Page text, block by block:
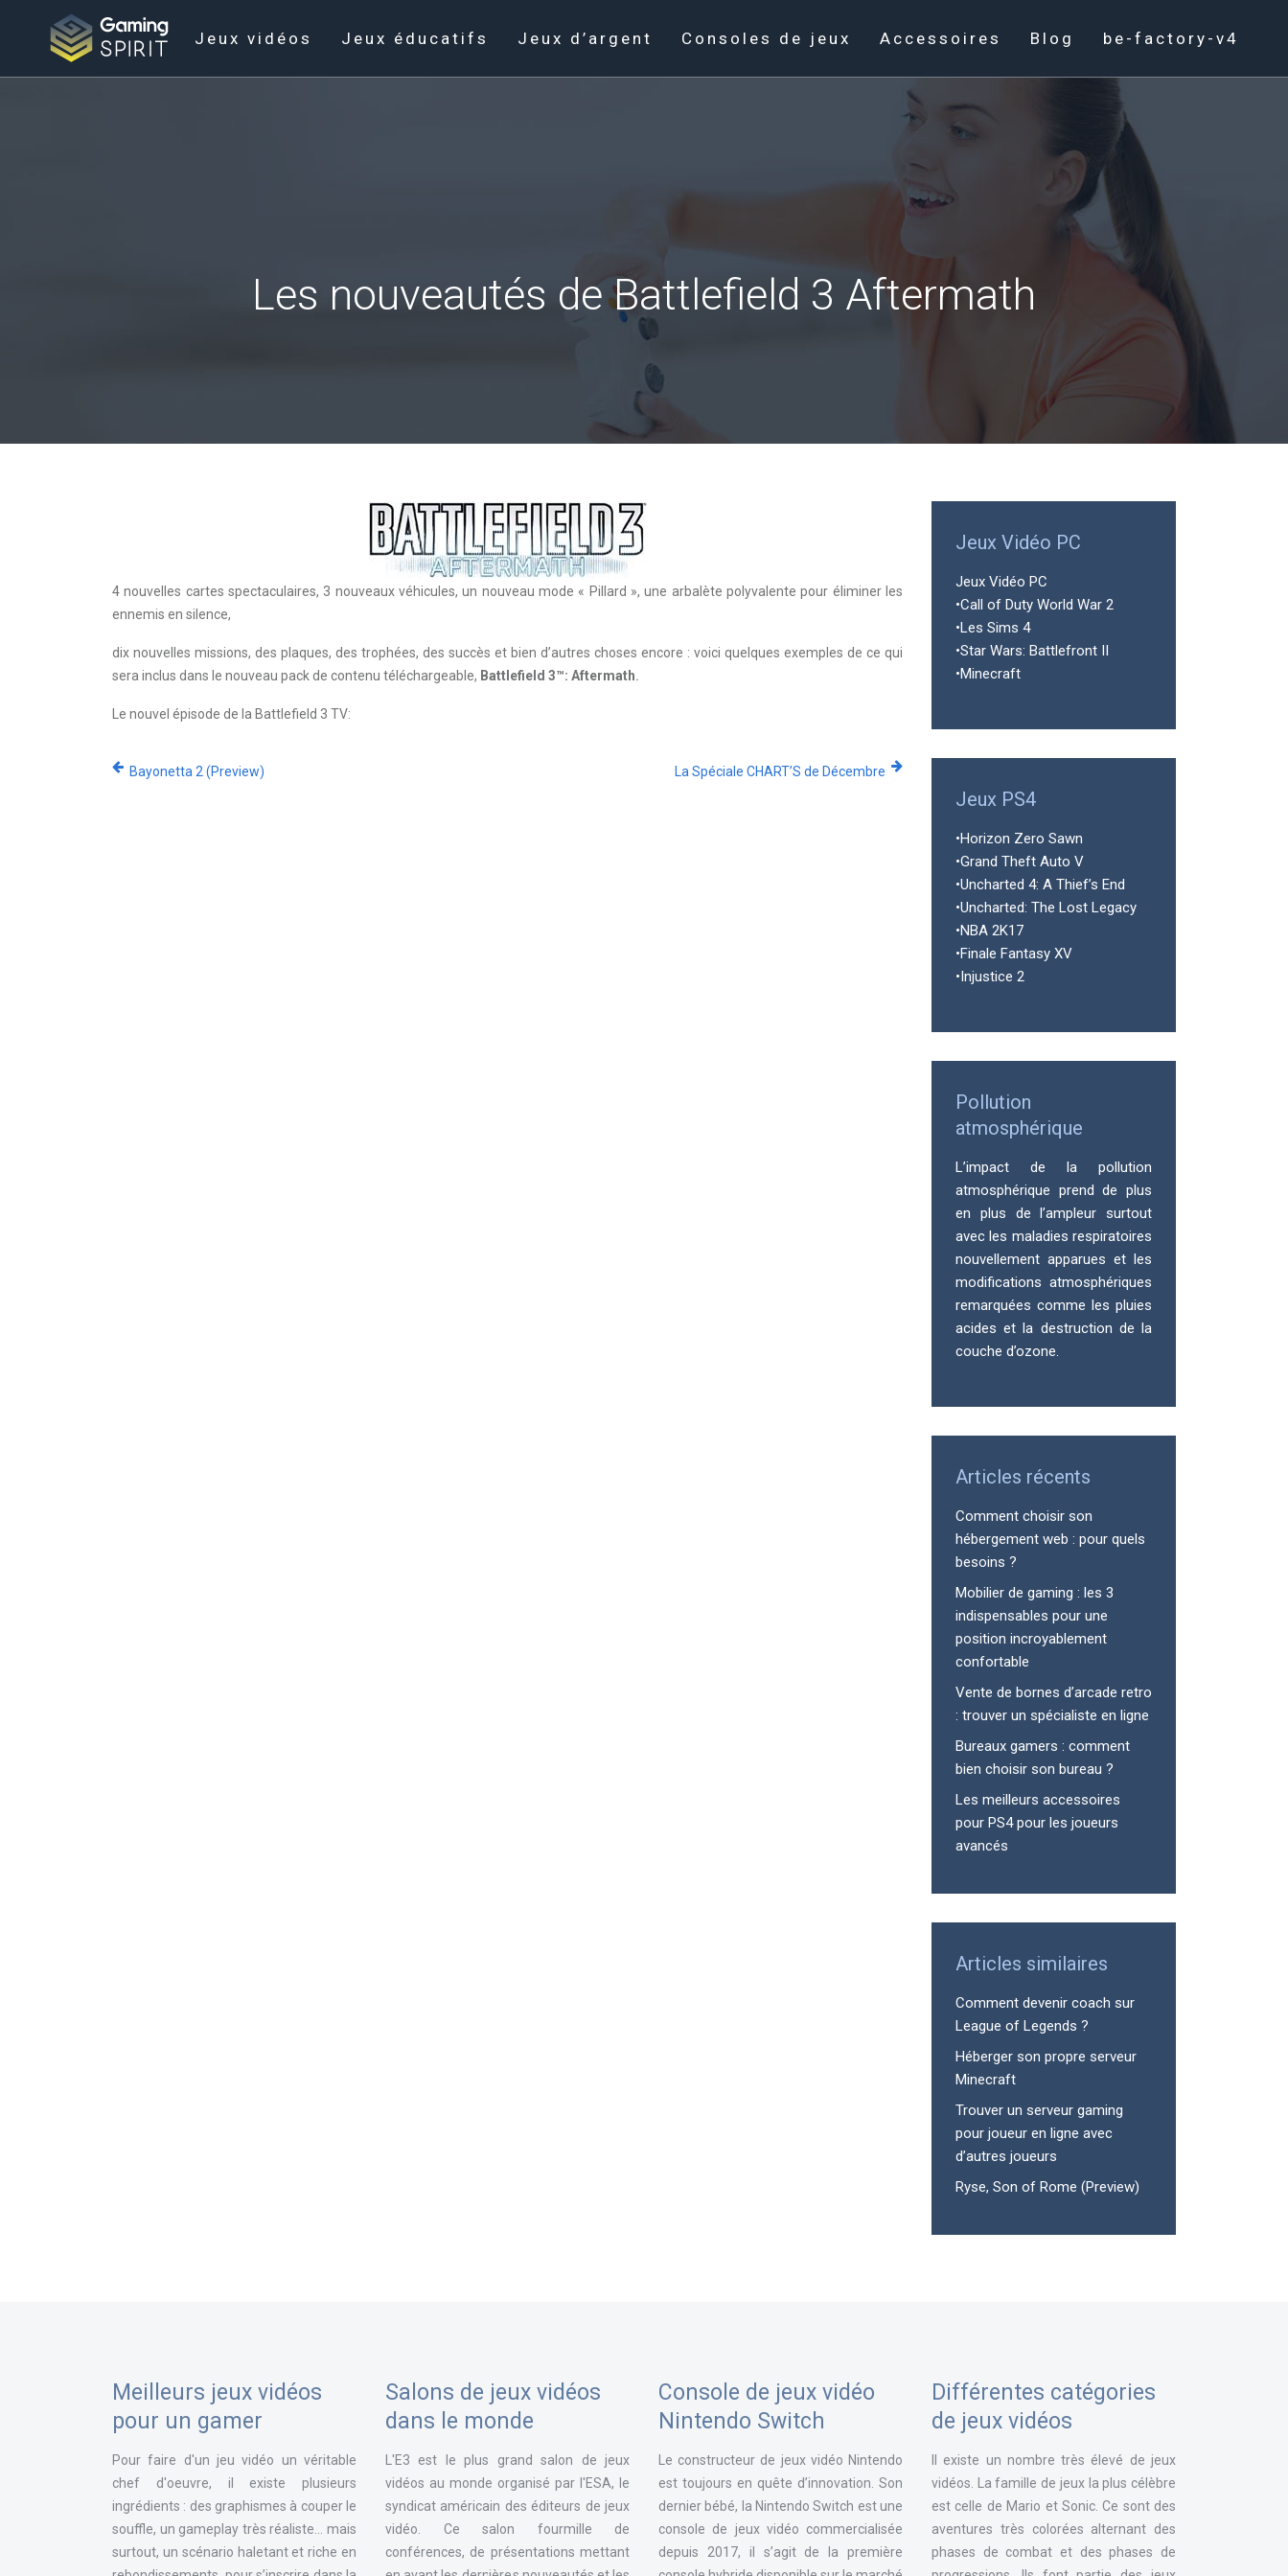
Jeux vidéos Jeux éducatifs Jeux d’argent Consoles de jeux Accessoires Blog be-factory-v4
Les nouveautés de Battlefield 3 Aftermath
4 nouvelles cartes spectaculaires, 3 nouveaux véhicules, un nouveau mode « Pillard », une arbalète polyvalente pour éliminer les
ennemis en silence,
dix nouvelles missions, des plaques, des trophées, des succès et bien d’autres choses encore : voici quelques exemples de ce qui
sera inclus dans le nouveau pack de contenu téléchargeable, Battlefield 3™: Aftermath.
Le nouvel épisode de la Battlefield 3 TV:
Bayonetta 2 (Preview) La Spéciale CHART’S de Décembre
Jeux Vidéo PC
Jeux Vidéo PC
•Call of Duty World War 2
•Les Sims 4
•Star Wars: Battlefront II
•Minecraft
Jeux PS4
•Horizon Zero Sawn
•Grand Theft Auto V
•Uncharted 4: A Thief’s End
•Uncharted: The Lost Legacy
•NBA 2K17
•Finale Fantasy XV
•Injustice 2
Pollution
atmosphérique
L’impact de la pollution
atmosphérique prend de plus
en plus de l’ampleur surtout
avec les maladies respiratoires
nouvellement apparues et les
modifications atmosphériques
remarquées comme les pluies
acides et la destruction de la
couche d’ozone.
Articles récents
Comment choisir son
hébergement web : pour quels
besoins ?
Mobilier de gaming : les 3
indispensables pour une
position incroyablement
confortable
Vente de bornes d’arcade retro
: trouver un spécialiste en ligne
Bureaux gamers : comment
bien choisir son bureau ?
Les meilleurs accessoires
pour PS4 pour les joueurs
avancés
Articles similaires
Comment devenir coach sur
League of Legends ?
Héberger son propre serveur
Minecraft
Trouver un serveur gaming
pour joueur en ligne avec
d’autres joueurs
Ryse, Son of Rome (Preview)
Meilleurs jeux vidéos
pour un gamer
Pour faire d'un jeu vidéo un véritable
chef d'oeuvre, il existe plusieurs
ingrédients : des graphismes à couper le
souffle, un gameplay très réaliste... mais
surtout, un scénario haletant et riche en
Salons de jeux vidéos
dans le monde
L'E3 est le plus grand salon de jeux
vidéos au monde organisé par l'ESA, le
syndicat américain des éditeurs de jeux
vidéo. Ce salon fourmille de
conférences, de présentations mettant
Console de jeux vidéo
Nintendo Switch
Le constructeur de jeux vidéo Nintendo
est toujours en quête d’innovation. Son
dernier bébé, la Nintendo Switch est une
console de jeux vidéo commercialisée
depuis 2017, il s’agit de la première
Différentes catégories
de jeux vidéos
Il existe un nombre très élevé de jeux
vidéos. La famille de jeux la plus célèbre
est celle de Mario et Sonic. Ce sont des
aventures très colorées alternant des
phases de combat et des phases de